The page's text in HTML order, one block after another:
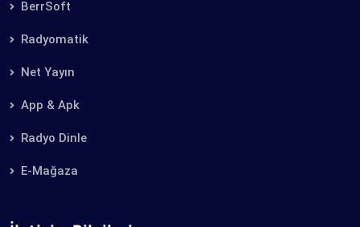
BerrSoft
Radyomatik
Net Yayın
App & Apk
Radyo Dinle
E-Mağaza